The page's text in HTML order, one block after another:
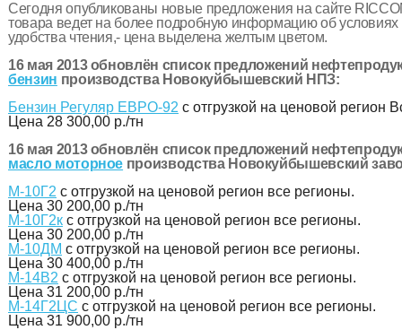
Сегодня опубликованы новые предложения на сайте
товара ведет на более подробную информацию об условиях
удобства чтения,- цена выделена желтым цветом.
16 мая 2013 обновлён список предложений
бензин производства Новокуйбышевский НПЗ:
Бензин Регуляр ЕВРО-92 с отгрузкой на ценовой регион
Цена 28 300,00 р./тн
16 мая 2013 обновлён список предложений
масло моторное производства Новокуйбышевский
М-10Г2 с отгрузкой на ценовой регион все регионы.
Цена 30 200,00 р./тн
М-10Г2к с отгрузкой на ценовой регион все регионы.
Цена 30 200,00 р./тн
М-10ДМ с отгрузкой на ценовой регион все регионы.
Цена 30 400,00 р./тн
М-14В2 с отгрузкой на ценовой регион все регионы.
Цена 31 200,00 р./тн
М-14Г2ЦС с отгрузкой на ценовой регион все регионы.
Цена 31 900,00 р./тн